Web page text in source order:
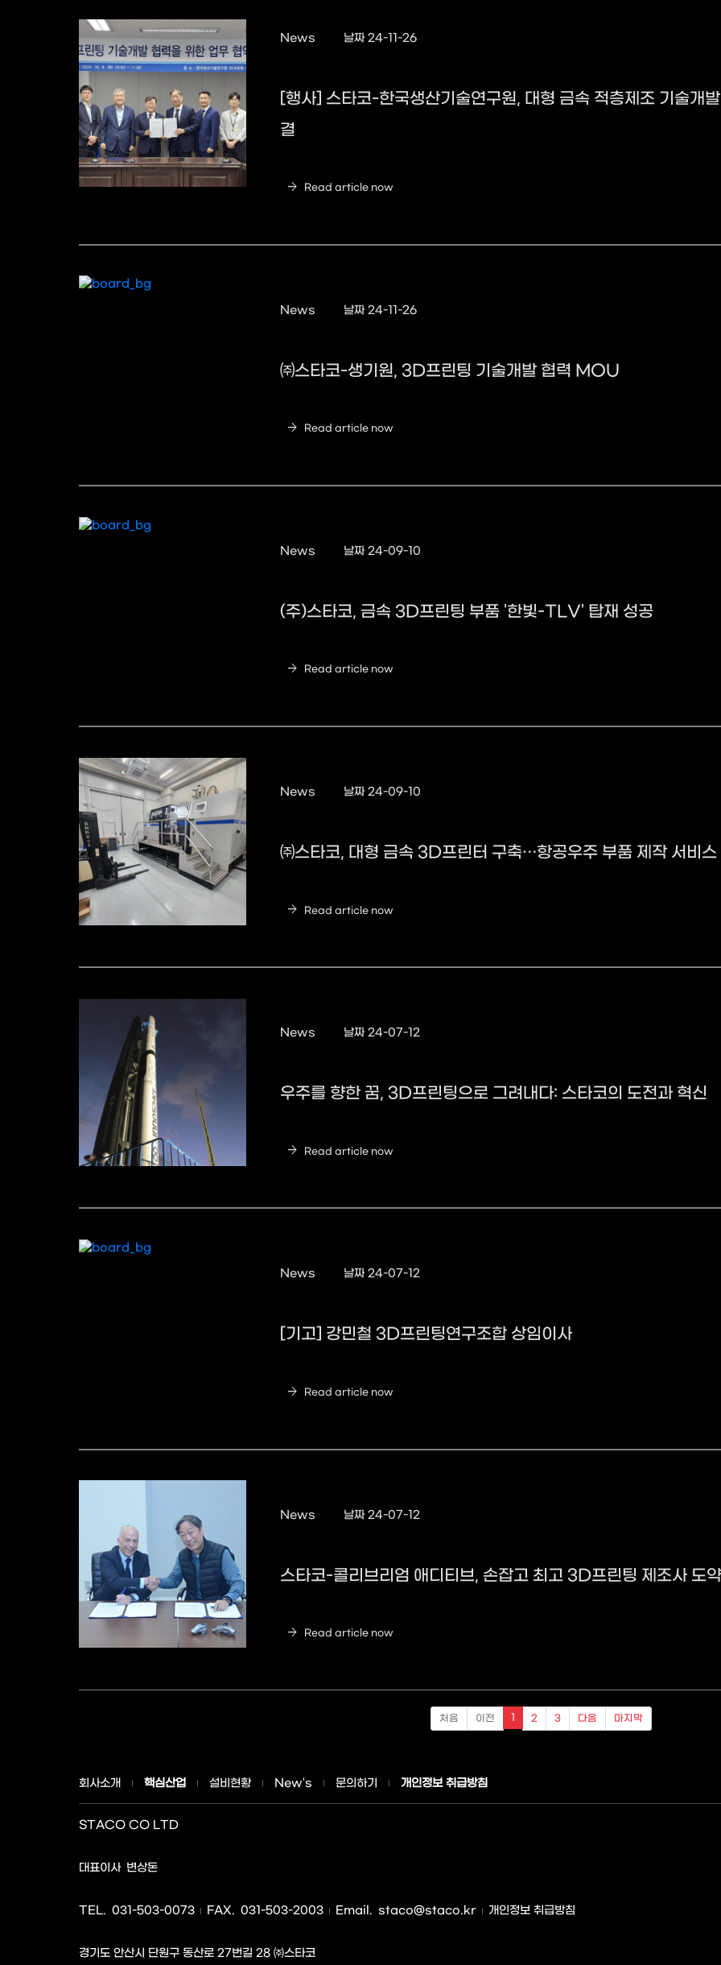
News 날짜 24-11-26
[행사] 스타코-한국생산기술연구원, 대형 금속 적층제조 기술개
결
arrow_forward Read article now
News 날짜 24-11-26
㈜스타코-생기원, 3D프린팅 기술개발 협력 MOU
arrow_forward Read article now
News 날짜 24-09-10
(주)스타코, 금속 3D프린팅 부품 '한빛-TLV' 탑재 성공
arrow_forward Read article now
News 날짜 24-09-10
㈜스타코, 대형 금속 3D프린터 구축…항공우주 부품 제작 서비스
arrow_forward Read article now
News 날짜 24-07-12
우주를 향한 꿈, 3D프린팅으로 그려내다: 스타코의 도전과 혁신
arrow_forward Read article now
News 날짜 24-07-12
[기고] 강민철 3D프린팅연구조합 상임이사
arrow_forward Read article now
News 날짜 24-07-12
스타코-콜리브리엄 애디티브, 손잡고 최고 3D프린팅 제조사 도
arrow_forward Read article now
처음 이전 1 2 3 다음 마지막
회사소개 핵심산업 설비현황 New's 문의하기 개인정보 취급방침
사업자명
STACO CO LTD
대표이사 변상돈
TEL. 031-503-0073 FAX. 031-503-2003 Email. staco@staco.kr 개인정보 취급방침
주소
경기도 안산시 단원구 동산로 27번길 28 ㈜스타코